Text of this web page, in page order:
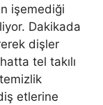
işemediği
Dakikada
dişler
tel takılı
etlerine